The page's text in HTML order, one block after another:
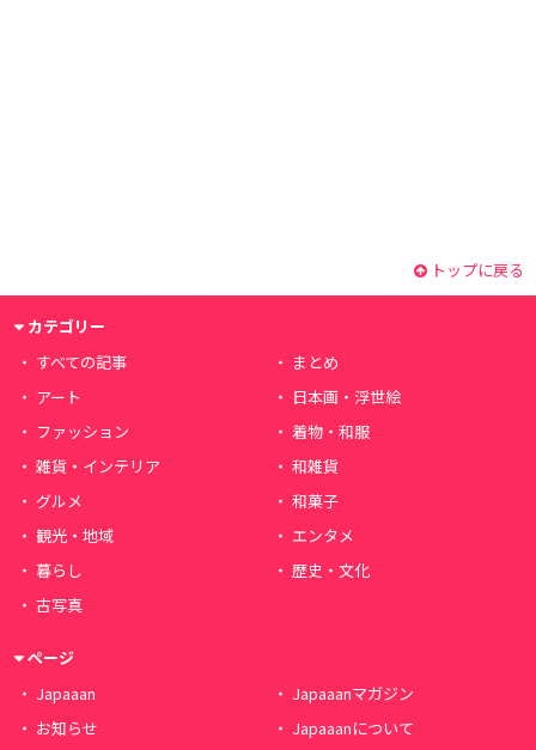
トップに戻る
カテゴリー
すべての記事
まとめ
アート
日本画・浮世絵
ファッション
着物・和服
雑貨・インテリア
和雑貨
グルメ
和菓子
観光・地域
エンタメ
暮らし
歴史・文化
古写真
ページ
Japaaan
Japaaanマガジン
お知らせ
Japaaanについて